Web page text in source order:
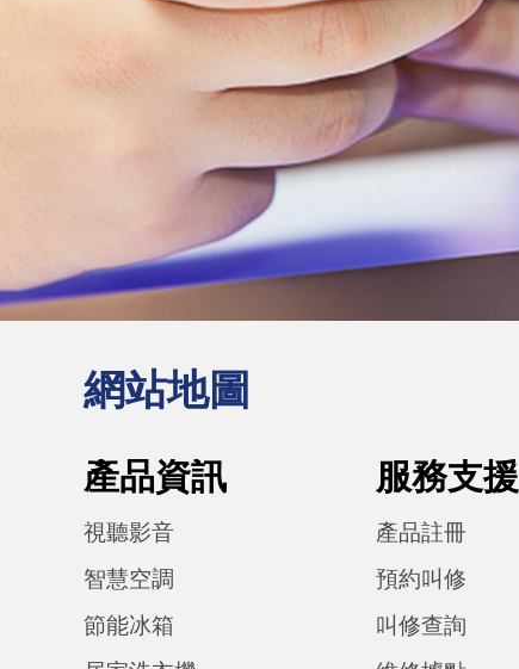
網站地圖
產品資訊
視聽影音
智慧空調
節能冰箱
服務支援
產品註冊
預約叫修
叫修查詢